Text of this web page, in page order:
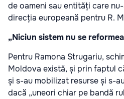
de oameni sau entități care
direcția europeană pentru R.
„Niciun sistem nu se
Pentru Ramona Strugariu,
Moldova există, și prin faptul
și s-au mobilizat resurse și s-
dacă „uneori chiar pe bandă